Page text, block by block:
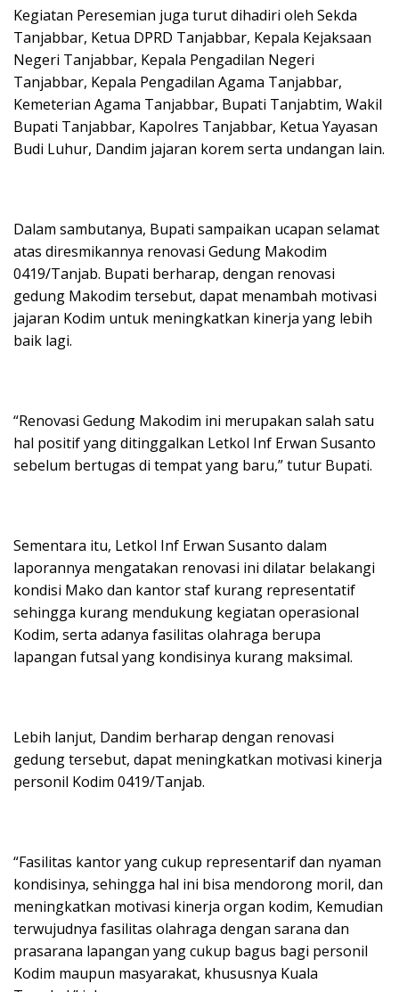
Kegiatan Peresemian juga turut dihadiri oleh Sekda
Tanjabbar, Ketua DPRD Tanjabbar, Kepala Kejaksaan
Negeri Tanjabbar, Kepala Pengadilan Negeri
Tanjabbar, Kepala Pengadilan Agama Tanjabbar,
Kemeterian Agama Tanjabbar, Bupati Tanjabtim, Wakil
Bupati Tanjabbar, Kapolres Tanjabbar, Ketua Yayasan
Budi Luhur, Dandim jajaran korem serta undangan lain.
Dalam sambutanya, Bupati sampaikan ucapan selamat
atas diresmikannya renovasi Gedung Makodim
0419/Tanjab. Bupati berharap, dengan renovasi
gedung Makodim tersebut, dapat menambah motivasi
jajaran Kodim untuk meningkatkan kinerja yang lebih
baik lagi.
“Renovasi Gedung Makodim ini merupakan salah satu
hal positif yang ditinggalkan Letkol Inf Erwan Susanto
sebelum bertugas di tempat yang baru,” tutur Bupati.
Sementara itu, Letkol Inf Erwan Susanto dalam
laporannya mengatakan renovasi ini dilatar belakangi
kondisi Mako dan kantor staf kurang representatif
sehingga kurang mendukung kegiatan operasional
Kodim, serta adanya fasilitas olahraga berupa
lapangan futsal yang kondisinya kurang maksimal.
Lebih lanjut, Dandim berharap dengan renovasi
gedung tersebut, dapat meningkatkan motivasi kinerja
personil Kodim 0419/Tanjab.
“Fasilitas kantor yang cukup representarif dan nyaman
kondisinya, sehingga hal ini bisa mendorong moril, dan
meningkatkan motivasi kinerja organ kodim, Kemudian
terwujudnya fasilitas olahraga dengan sarana dan
prasarana lapangan yang cukup bagus bagi personil
Kodim maupun masyarakat, khususnya Kuala